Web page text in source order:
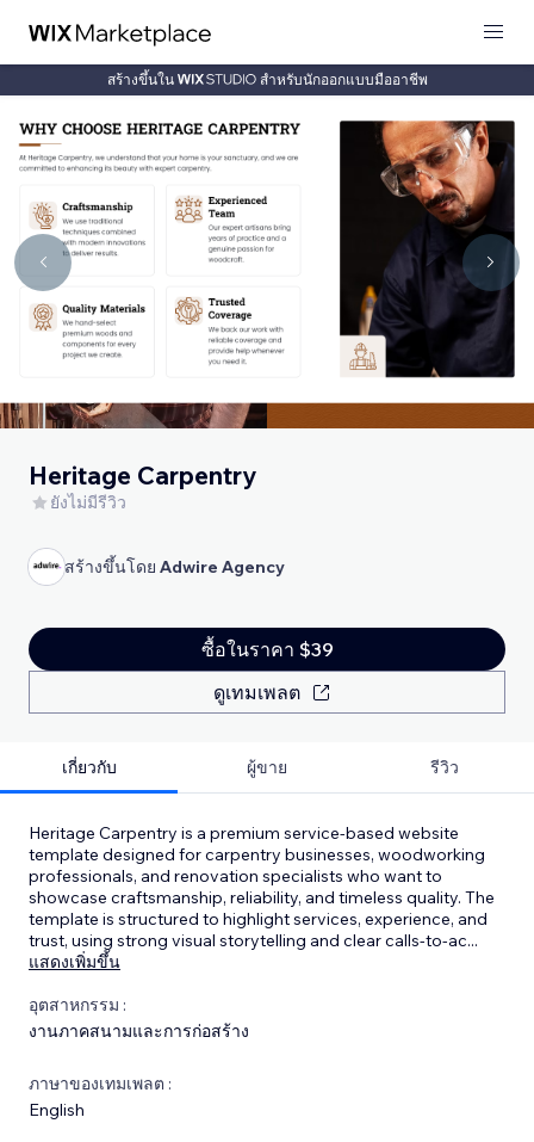
สร้างขึ้นใน สำหรับนักออกแบบมืออาชีพ
Heritage Carpentry
ยังไม่มีรีวิว
สร้างขึ้นโดย Adwire Agency
ซื้อในราคา $39
ดูเทมเพลต
เกี่ยวกับ ผู้ขาย รีวิว
Heritage Carpentry is a premium service-based website
template designed for carpentry businesses, woodworking
professionals, and renovation specialists who want to
showcase craftsmanship, reliability, and timeless quality. The
template is structured to highlight services, experience, and
trust, using strong visual storytelling and clear calls-to-ac...
แสดงเพิ่มขึ้น
อุตสาหกรรม :
งานภาคสนามและการก่อสร้าง
ภาษาของเทมเพลต :
English